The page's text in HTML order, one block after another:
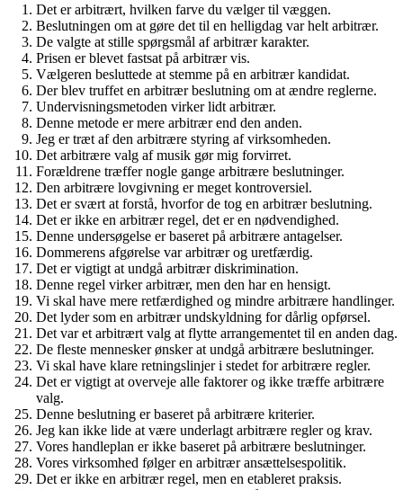
Det er arbitrært, hvilken farve du vælger til væggen.
Beslutningen om at gøre det til en helligdag var helt arbitrær.
De valgte at stille spørgsmål af arbitrær karakter.
Prisen er blevet fastsat på arbitrær vis.
Vælgeren besluttede at stemme på en arbitrær kandidat.
Der blev truffet en arbitrær beslutning om at ændre reglerne.
Undervisningsmetoden virker lidt arbitrær.
Denne metode er mere arbitrær end den anden.
Jeg er træt af den arbitrære styring af virksomheden.
Det arbitrære valg af musik gør mig forvirret.
Forældrene træffer nogle gange arbitrære beslutninger.
Den arbitrære lovgivning er meget kontroversiel.
Det er svært at forstå, hvorfor de tog en arbitrær beslutning.
Det er ikke en arbitrær regel, det er en nødvendighed.
Denne undersøgelse er baseret på arbitrære antagelser.
Dommerens afgørelse var arbitrær og uretfærdig.
Det er vigtigt at undgå arbitrær diskrimination.
Denne regel virker arbitrær, men den har en hensigt.
Vi skal have mere retfærdighed og mindre arbitrære handlinger.
Det lyder som en arbitrær undskyldning for dårlig opførsel.
Det var et arbitrært valg at flytte arrangementet til en anden dag.
De fleste mennesker ønsker at undgå arbitrære beslutninger.
Vi skal have klare retningslinjer i stedet for arbitrære regler.
Det er vigtigt at overveje alle faktorer og ikke træffe arbitrære
valg.
Denne beslutning er baseret på arbitrære kriterier.
Jeg kan ikke lide at være underlagt arbitrære regler og krav.
Vores handleplan er ikke baseret på arbitrære beslutninger.
Vores virksomhed følger en arbitrær ansættelsespolitik.
Det er ikke en arbitrær regel, men en etableret praksis.